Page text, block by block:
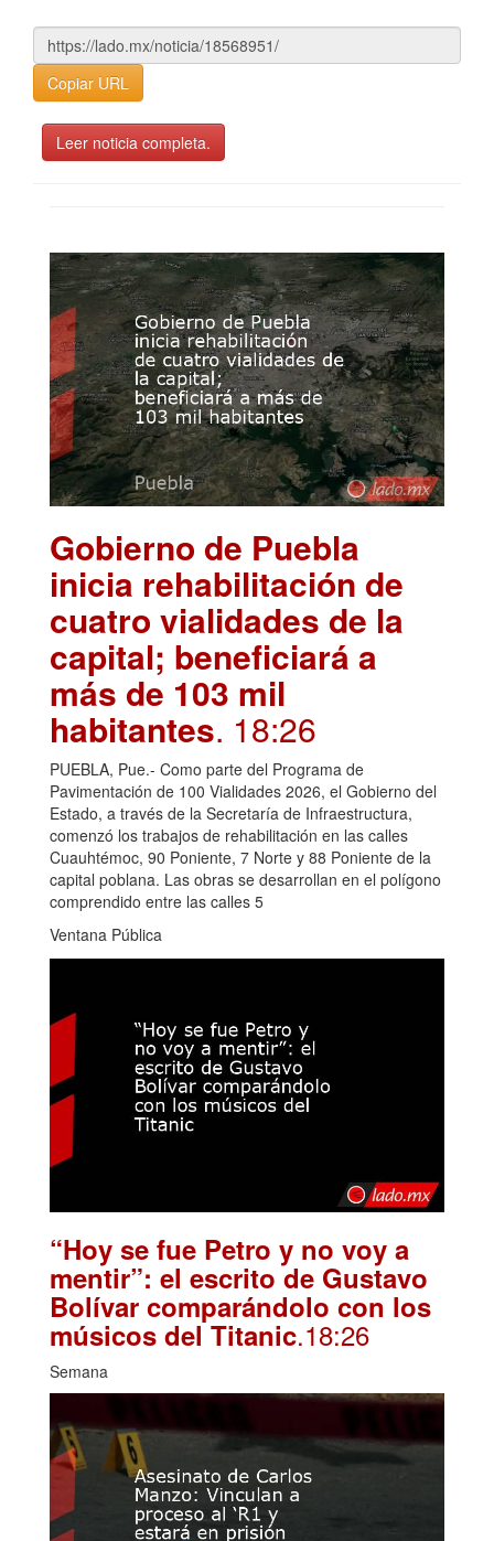
Copiar URL
Leer noticia completa.
Gobierno de Puebla
inicia rehabilitación de
cuatro vialidades de la
capital; beneficiará a
más de 103 mil
habitantes. 18:26
PUEBLA, Pue.- Como parte del Programa de
Pavimentación de 100 Vialidades 2026, el Gobierno del
Estado, a través de la Secretaría de Infraestructura,
comenzó los trabajos de rehabilitación en las calles
Cuauhtémoc, 90 Poniente, 7 Norte y 88 Poniente de la
capital poblana. Las obras se desarrollan en el polígono
comprendido entre las calles 5
Ventana Pública
“Hoy se fue Petro y no voy a
mentir”: el escrito de Gustavo
Bolívar comparándolo con los
músicos del Titanic.18:26
Semana